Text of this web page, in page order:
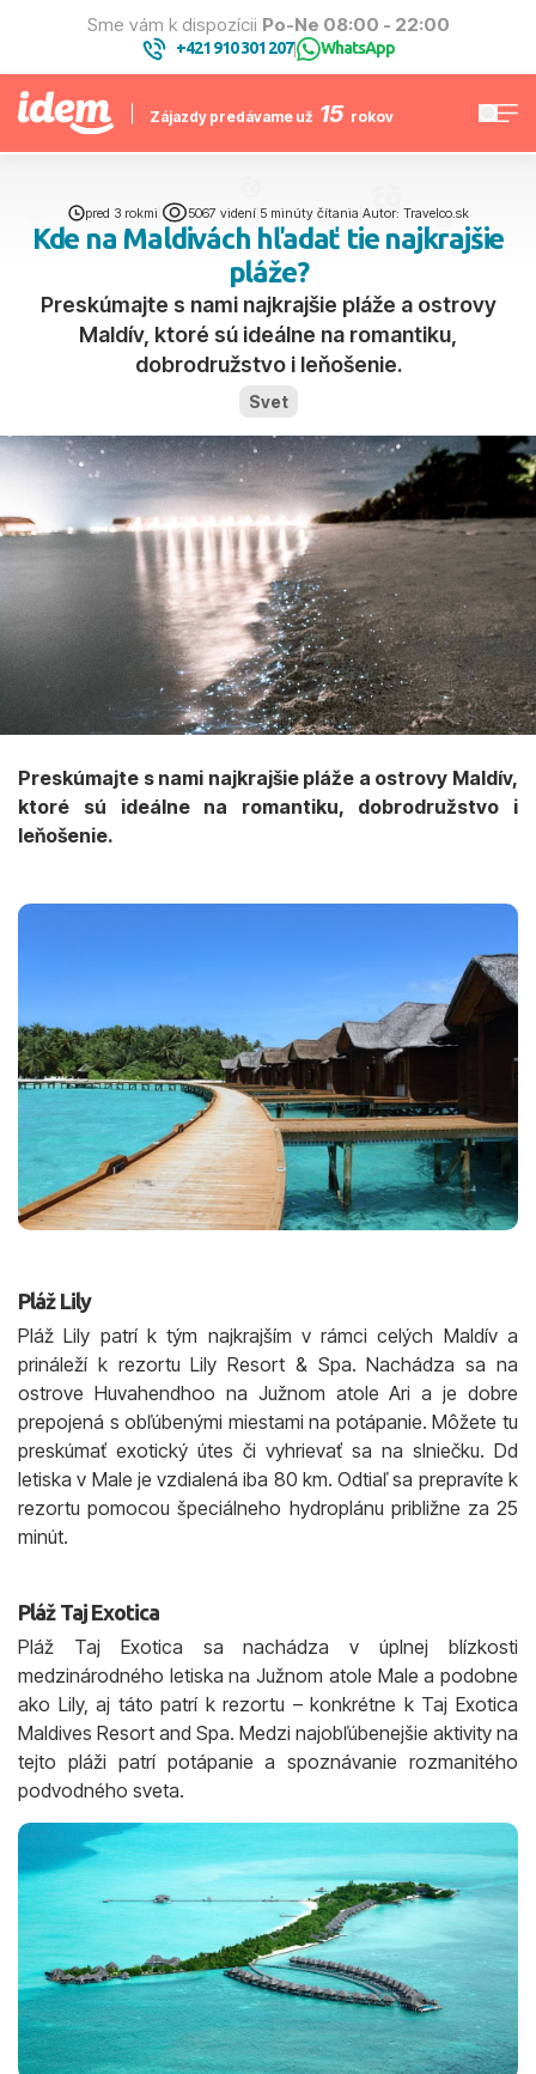
Sme vám k dispozícii Po-Ne 08:00 - 22:00
+421 910 301 207| WhatsApp
Zájazdy predávame už 15 rokov
pred 3 rokmi 5067 videní| 5 minúty čítania Autor: Travelco.sk
Kde na Maldivách hľadať tie najkrajšie
pláže?
Preskúmajte s nami najkrajšie pláže a ostrovy
Maldív, ktoré sú ideálne na romantiku,
dobrodružstvo i leňošenie.
Svet
Preskúmajte s nami najkrajšie pláže a ostrovy Maldív,
ktoré sú ideálne na romantiku, dobrodružstvo i
leňošenie.
Pláž Lily
Pláž Lily patrí k tým najkrajším v rámci celých Maldív a
prináleží k rezortu Lily Resort & Spa. Nachádza sa na
ostrove Huvahendhoo na Južnom atole Ari a je dobre
prepojená s obľúbenými miestami na potápanie. Môžete tu
preskúmať exotický útes či vyhrievať sa na slniečku. Dd
letiska v Male je vzdialená iba 80 km. Odtiaľ sa prepravíte k
rezortu pomocou špeciálneho hydroplánu približne za 25
minút.
Pláž Taj Exotica
Pláž Taj Exotica sa nachádza v úplnej blízkosti
medzinárodného letiska na Južnom atole Male a podobne
ako Lily, aj táto patrí k rezortu – konkrétne k Taj Exotica
Maldives Resort and Spa. Medzi najobľúbenejšie aktivity na
tejto pláži patrí potápanie a spoznávanie rozmanitého
podvodného sveta.